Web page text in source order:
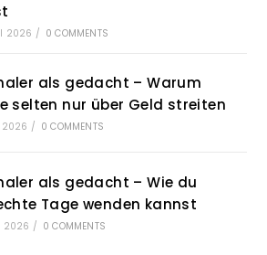
2026 / 0 COMMENTS
als gedacht – Warum
selten nur über Geld streiten
2026 / 0 COMMENTS
als gedacht – Wie du
Tage wenden kannst
2026 / 0 COMMENTS